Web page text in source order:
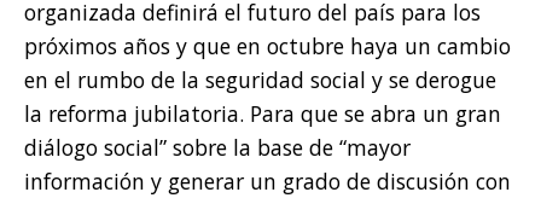
organizada definirá el futuro del país para los
próximos años y que en octubre haya un cambio
en el rumbo de la seguridad social y se derogue
la reforma jubilatoria. Para que se abra un gran
diálogo social” sobre la base de “mayor
información y generar un grado de discusión con